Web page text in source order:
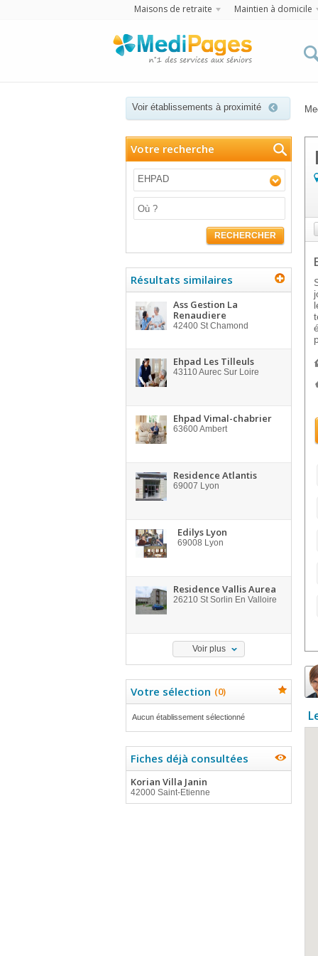
Maisons de retraite Maintien à domicile
Voir établissements à proximité
Votre recherche
EHPAD
RECHERCHER
Résultats similaires
Ass Gestion La
Renaudiere
42400 St Chamond
Ehpad Les Tilleuls
43110Aurec Sur Loire
Ehpad Vimal-chabrier
63600Ambert
Residence Atlantis
69007 Lyon
Edilys Lyon
69008 Lyon
Residence Vallis Aurea
26210 St Sorlin En Valloire
Voir plus
Votre sélection (0)
Aucun établissement sélectionné
Fiches déjà consultées
Korian Villa Janin
42000 Saint-Etienne